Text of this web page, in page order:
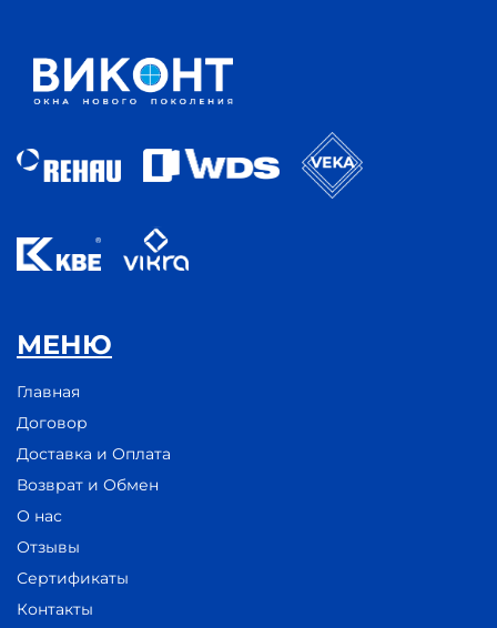
МЕНЮ
Главная
Договор
Доставка и Оплата
Возврат и Обмен
О нас
Отзывы
Сертификаты
Контакты